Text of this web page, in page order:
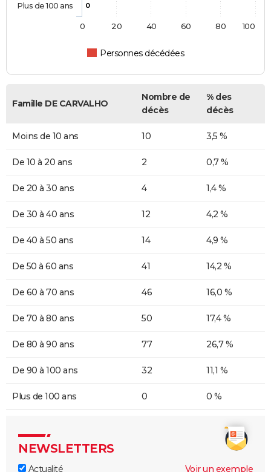
0
Personnes décédées
Plus de 100 ans
0 20 40 60 80 100
Famille DE CARVALHO
Nombre de
décès
% des
décès
Moins de 10 ans 10 3,5 %
De 10 à 20 ans 2 0,7 %
De 20 à 30 ans 4 1,4 %
De 30 à 40 ans 12 4,2 %
De 40 à 50 ans 14 4,9 %
De 50 à 60 ans 41 14,2 %
De 60 à 70 ans 46 16,0 %
De 70 à 80 ans 50 17,4 %
De 80 à 90 ans 77 26,7 %
De 90 à 100 ans 32 11,1 %
Plus de 100 ans 0 0 %
NEWSLETTERS
Actualité Voir un exemple